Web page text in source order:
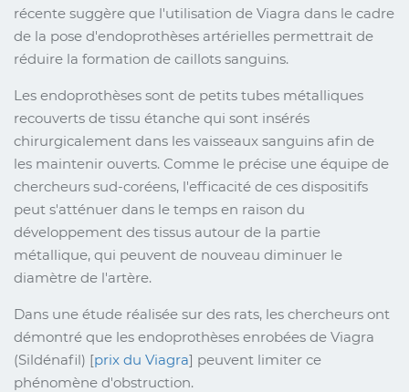
récente suggère que l'utilisation de Viagra dans le cadre
de la pose d'endoprothèses artérielles permettrait de
réduire la formation de caillots sanguins.
Les endoprothèses sont de petits tubes métalliques
recouverts de tissu étanche qui sont insérés
chirurgicalement dans les vaisseaux sanguins afin de
les maintenir ouverts. Comme le précise une équipe de
chercheurs sud-coréens, l'efficacité de ces dispositifs
peut s'atténuer dans le temps en raison du
développement des tissus autour de la partie
métallique, qui peuvent de nouveau diminuer le
diamètre de l'artère.
Dans une étude réalisée sur des rats, les chercheurs ont
démontré que les endoprothèses enrobées de Viagra
(Sildénafil) [prix du Viagra] peuvent limiter ce
phénomène d'obstruction.